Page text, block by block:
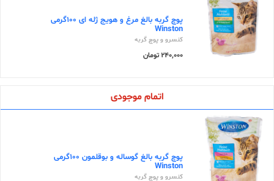
پوچ گربه بالغ مرغ و هویج ژله ای 100گرمی
Winston
کنسرو و پوچ گربه
240,000 تومان
اتمام موجودی
پوچ گربه بالغ گوساله و بوقلمون 100گرمی
Winston
کنسرو و پوچ گربه